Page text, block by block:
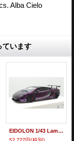
Alba Cielo
ています
EIDOLON 1/43 Lamborghini Gallardo LP570-4 Squadra Corse 2014 Alba Cielo Limited 30 pcs.
52,727円(税別)